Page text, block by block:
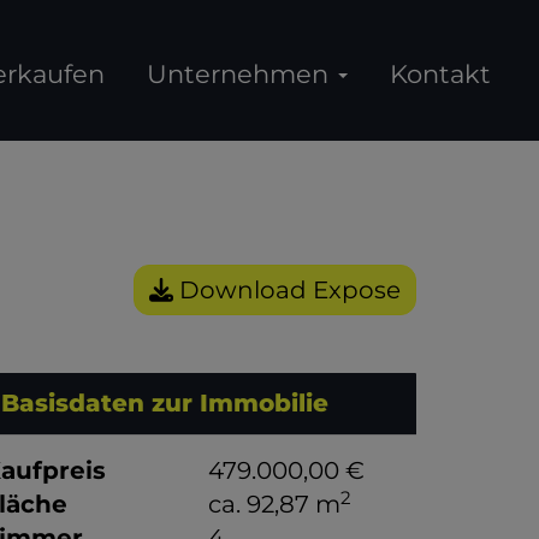
Unternehmen Kontakt
Download Expose
Basisdaten zur Immobilie
479.000,00 €
ca. 92,87 m2